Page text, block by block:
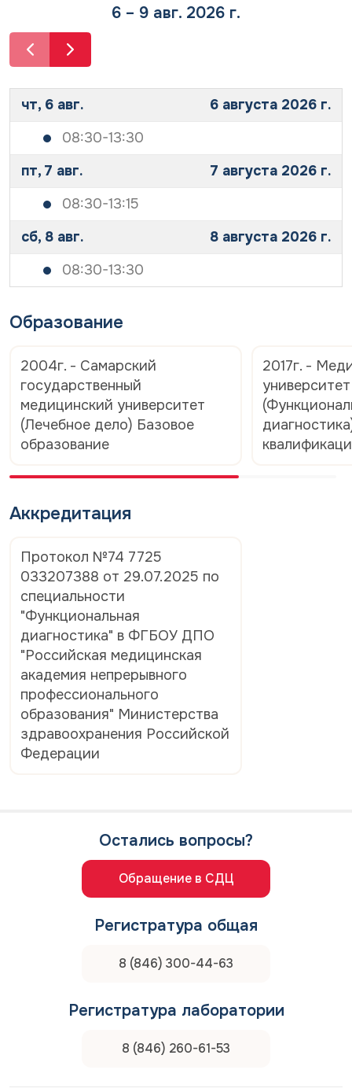
6 – 9 авг. 2026 г.
чт, 6 авг.
6 августа 2026 г.
08:30-13:30
пт, 7 авг.
7 августа 2026 г.
08:30-13:15
сб, 8 авг.
8 августа 2026 г.
08:30-13:30
Образование
2004г. - Самарский
государственный
медицинский университет
(Лечебное дело) Базовое
образование
2017г. -
Аккредитация
Протокол №74 7725
033207388 от 29.07.2025 по
специальности
"Функциональная
диагностика" в ФГБОУ ДПО
"Российская медицинская
академия непрерывного
профессионального
образования" Министерства
здравоохранения Российской
Федерации
Остались вопросы?
Обращение в СДЦ
Регистратура общая
8 (846) 300-44-63
Регистратура лаборатории
8 (846) 260-61-53
о
а
а
ь